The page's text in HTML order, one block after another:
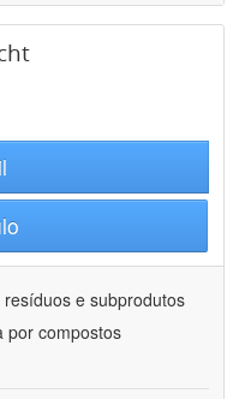
e subprodutos
por compostos